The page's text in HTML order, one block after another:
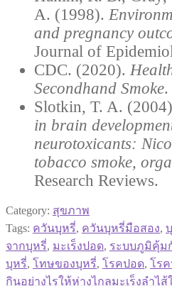
A. (1998).
and pregnancy
Journal of
CDC. (2020).
Secondhand Smoke.
Slotkin, T. A.
in brain
neurotoxicants:
tobacco smoke,
Research Reviews.
Category: สุขภาพ
Tags: ควันบุหรี่, ควันบุหรี่มือสอง,
จากบุหรี่, มะเร็งปอด, ระบบภูมิคุ้ม
บุหรี่, โทษของบุหรี่, โรคปอด, โรค
Previous
กินอย่างไรให้ห่างไกลมะเร็งลำไ